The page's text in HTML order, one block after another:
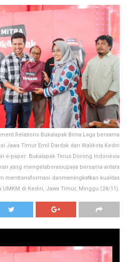
Relations Bukalapak Bima Laga bersama
Jawa Timur Emil Dardak dan Walikota Kediri
e-paper: Bukalapak Terus Dorong Indonesia
yang mengelaborasiupaya bersama antara
mentransformasi danmeningkatkan kualitas
UMKM di Kediri, Jawa Timur, Minggu (24/11).